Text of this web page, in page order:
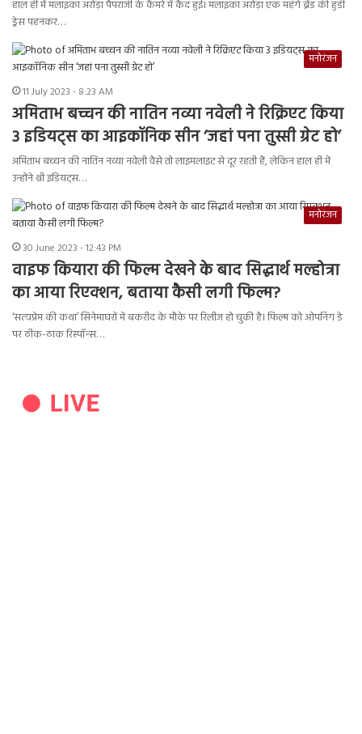
हाल ही में मलाइका अरोड़ा पैपराजी के कैमरे में कैद हुई। मलाइका अरोड़ा एक महंगे ब्रेंड की हुडी
ड्रेस पहनकर…
मनोरंजन
11 July 2023 - 8:23 AM
अमिताभ बच्चन की नातिन नव्या नवेली ने रिक्रिएट किया
3 इडियट्स का आइकॉनिक सीन ‘जहां पना तुस्सी ग्रेट हो’
अमिताभ बच्चन की नातिन नव्या नवेली वैसे तो लाइमलाइट से दूर रहती हैं, लेकिन हाल ही में
उन्होंने थ्री इडियट्स…
मनोरंजन
30 June 2023 - 12:43 PM
वाइफ कियारा की फिल्म देखने के बाद सिद्धार्थ मल्होत्रा
का आया रिएक्शन, बताया कैसी लगी फिल्म?
‘सत्यप्रेम की कथा’ सिनेमाघरों में बकरीद के मौके पर रिलीज हो चुकी है। फिल्म को ओपनिंग डे
पर ठीक-ठाक रिस्पॉन्स…